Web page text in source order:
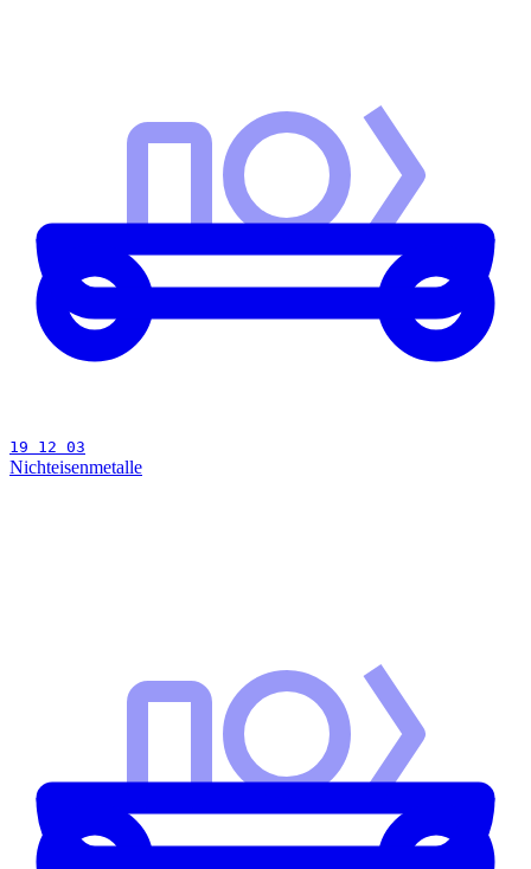
19 12 03
Nichteisenmetalle